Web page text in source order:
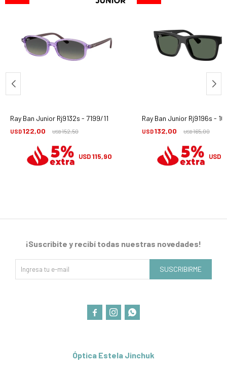
Ray Ban Junior Rj9132s - 7199/11
USD122,00 USD152,50
USD 115,90
Ray Ban Junior Rj9196s -
USD132,00 USD165,00
USD
Óptica Estela Jinchuk
¡Suscribite y recibí todas nuestras novedades!
SUSCRIBIRME
  